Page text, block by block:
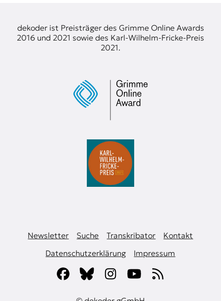
dekoder ist Preisträger des Grimme Online Awards
2016 und 2021 sowie des Karl-Wilhelm-Fricke-Preis
2021.
Newsletter Suche Transkribator
Kontakt
Datenschutzerklärung
Impressum